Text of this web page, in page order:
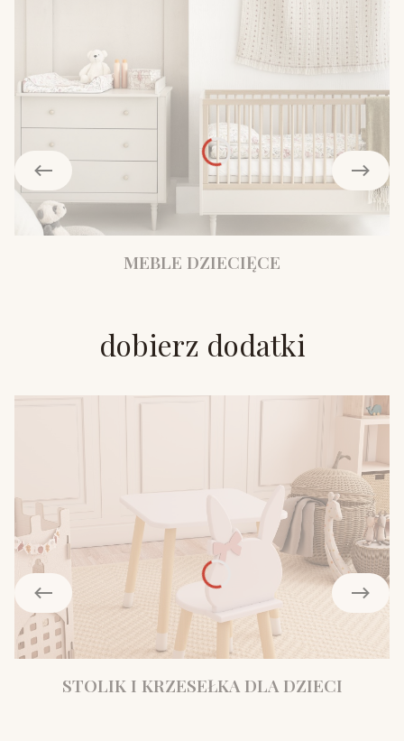
MEBLE DZIECIĘCE
dobierz dodatki
STOLIK I KRZESEŁKA DLA DZIECI